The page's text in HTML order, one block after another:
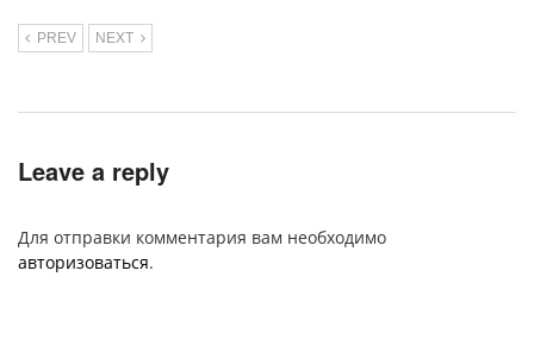
PREV NEXT
Leave a reply
Для отправки комментария вам необходимо
авторизоваться.